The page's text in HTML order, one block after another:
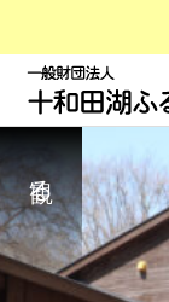
観る